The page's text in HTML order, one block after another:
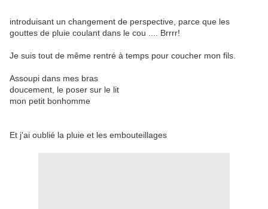
introduisant un changement de perspective, parce que les
gouttes de pluie coulant dans le cou .... Brrrr!
Je suis tout de même rentré à temps pour coucher mon fils.
Assoupi dans mes bras
doucement, le poser sur le lit
mon petit bonhomme
Et j'ai oublié la pluie et les embouteillages